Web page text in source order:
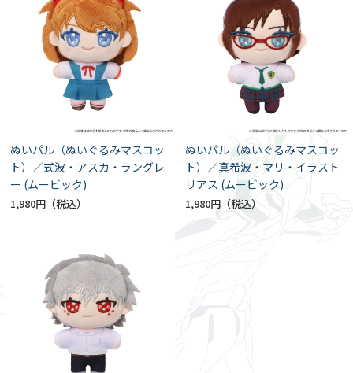
ぬいパル（ぬいぐるみマスコッ
ト）／式波・アスカ・ラングレ
ー (ムービック)
1,980円
ぬいパル（ぬいぐるみマスコッ
ト）／真希波・マリ・イラスト
リアス (ムービック)
1,980円